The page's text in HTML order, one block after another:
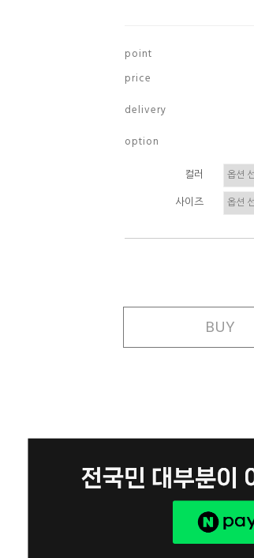
p o i n t
p r i c e
d e l i v e r y
o p t i o n
컬러
사이즈
BUY